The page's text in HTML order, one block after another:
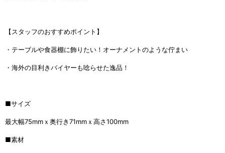
【スタッフのおすすめポイント】
・テーブルや食器棚に飾りたい！オーナメントのような佇まい
・海外の目利きバイヤーも唸らせた逸品！
■サイズ
最大幅75mmｘ奥行き71mmｘ高さ100mm
■素材